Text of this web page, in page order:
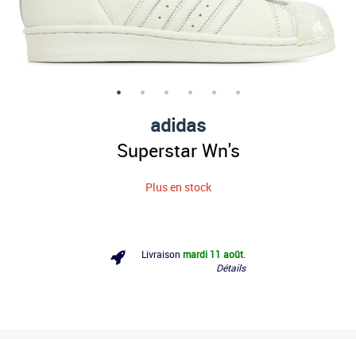
adidas
Superstar Wn's
Plus en stock
Livraison mardi 11 août
Détails